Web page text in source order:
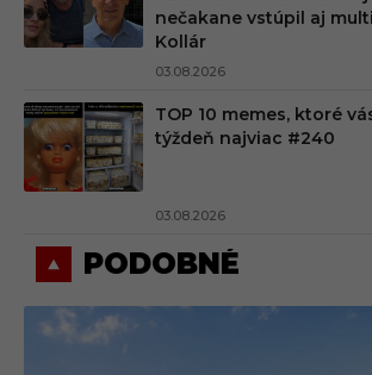
nečakane vstúpil aj
Kollár
03.08.2026
TOP 10 memes, ktoré
týždeň najviac #240
03.08.2026
PODOBNÉ